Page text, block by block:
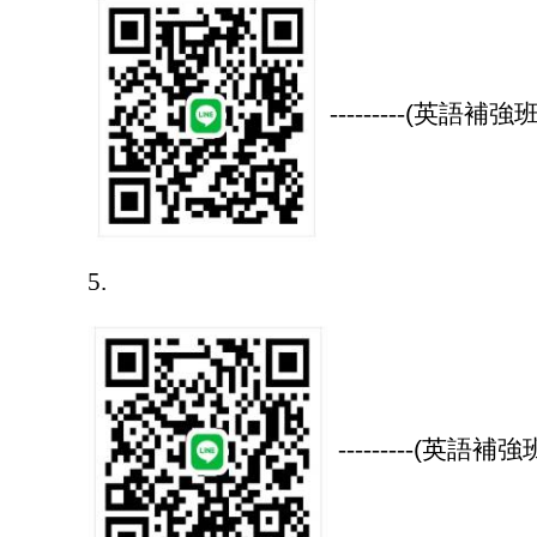
---------(英語補強
5.
---------(英語補強